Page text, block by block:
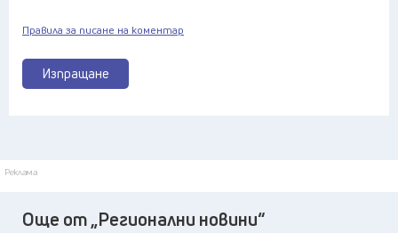
Изпращане
Правила за писане на коментар
Реклама
Още от „Регионални новини“